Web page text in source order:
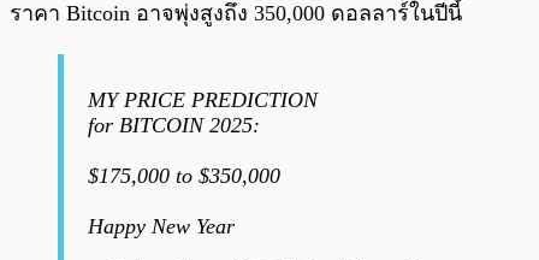
ราคา Bitcoin อาจพุ่งสูงถึง 350,000 ดอลลาร์ในปีนี้
MY PRICE PREDICTION
for BITCOIN 2025:
$175,000 to $350,000
Happy New Year